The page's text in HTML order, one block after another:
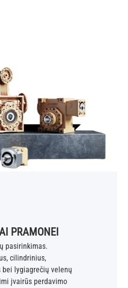
PRAMONEI
pasirinkimas.
cilindrinius,
lygiagrečių velenų
įvairūs perdavimo